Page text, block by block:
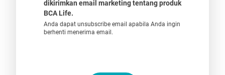
dikirimkan email marketing tentang produk
BCA Life.
Anda dapat unsubscribe email apabila Anda ingin
berhenti menerima email.